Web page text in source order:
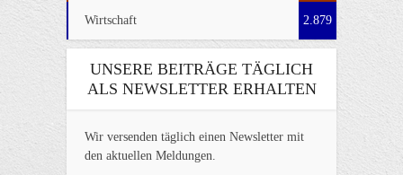
Wirtschaft 2.879
UNSERE BEITRÄGE TÄGLICH
ALS NEWSLETTER ERHALTEN
Wir versenden täglich einen Newsletter mit
den aktuellen Meldungen.